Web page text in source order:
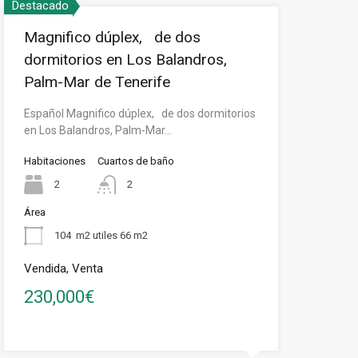
Destacado
Magnifico dúplex, de dos
dormitorios en Los Balandros,
Palm-Mar de Tenerife
Español Magnifico dúplex, de dos dormitorios
en Los Balandros, Palm-Mar…
Habitaciones
2
Cuartos de baño
2
Área
104 m2 utiles 66 m2
Vendida, Venta
230,000€